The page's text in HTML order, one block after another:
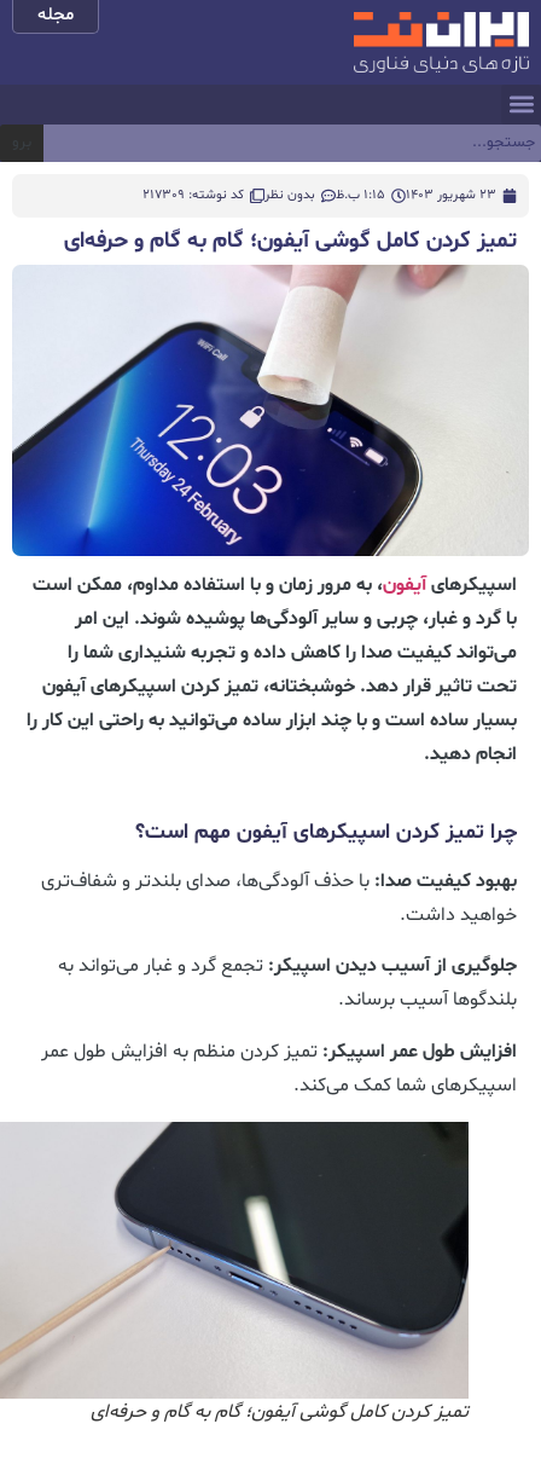
مجله
23 شهریور 1403 1:15 ب.ظ بدون نظر کد نوشته: 217309
تمیز کردن کامل گوشی آیفون؛ گام به گام و حرفه‌ای
اسپیکرهایآیفون، به مرور زمان و با استفاده مداوم، ممکن است
با گرد و غبار، چربی و سایر آلودگی‌ها پوشیده شوند. این امر
می‌تواند کیفیت صدا را کاهش داده و تجربه شنیداری شما را
تحت تاثیر قرار دهد. خوشبختانه، تمیز کردن اسپیکرهای آیفون
بسیار ساده است و با چند ابزار ساده می‌توانید به راحتی این کار را
انجام دهید.
چرا تمیز کردن اسپیکرهای آیفون مهم است؟
بهبود کیفیت صدا:با حذف آلودگی‌ها، صدای بلندتر و شفاف‌تری
خواهید داشت.
جلوگیری از آسیب دیدن اسپیکر:تجمع گرد و غبار می‌تواند به
بلندگوها آسیب برساند.
افزایش طول عمر اسپیکر:تمیز کردن منظم به افزایش طول عمر
اسپیکرهای شما کمک می‌کند.
تمیز کردن کامل گوشی آیفون؛ گام به گام و حرفه‌ای